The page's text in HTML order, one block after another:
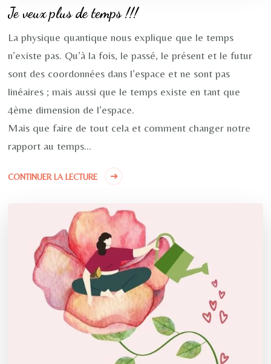
Je veux plus de temps !!!
La physique quantique nous explique que le temps
n’existe pas. Qu’à la fois, le passé, le présent et le futur
sont des coordonnées dans l’espace et ne sont pas
linéaires ; mais aussi que le temps existe en tant que
4ème dimension de l’espace.
Mais que faire de tout cela et comment changer notre
rapport au temps…
CONTINUER LA LECTURE